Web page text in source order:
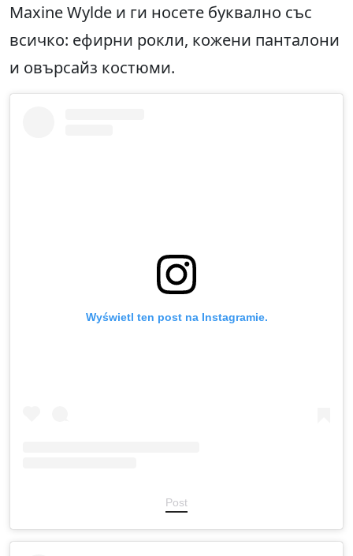
Maxine Wylde и ги носете буквално със
всичко: ефирни рокли, кожени панталони
и овърсайз костюми.
Wyświetl ten post na Instagramie.
Post